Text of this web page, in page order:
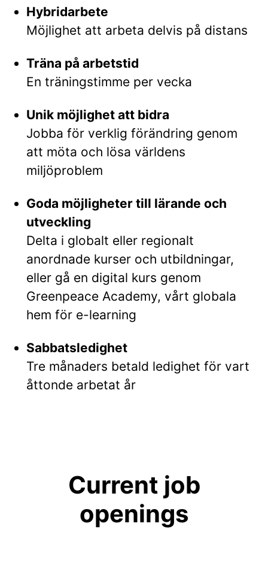
Hybridarbete
Möjlighet att arbeta delvis på distans
Träna på arbetstid
En träningstimme per vecka
Unik möjlighet att bidra
Jobba för verklig förändring genom
att möta och lösa världens
miljöproblem
Goda möjligheter till lärande och
utveckling
Delta i globalt eller regionalt
anordnade kurser och utbildningar,
eller gå en digital kurs genom
Greenpeace Academy, vårt globala
hem för e-learning
Sabbatsledighet
Tre månaders betald ledighet för vart
åttonde arbetat år
Current job
openings